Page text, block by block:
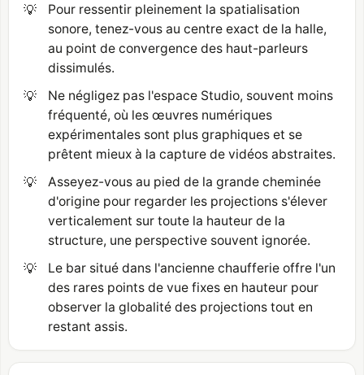
💡
Pour ressentir pleinement la spatialisation
sonore, tenez-vous au centre exact de la halle,
au point de convergence des haut-parleurs
dissimulés.
💡
Ne négligez pas l'espace Studio, souvent moins
fréquenté, où les œuvres numériques
expérimentales sont plus graphiques et se
prêtent mieux à la capture de vidéos abstraites.
💡
Asseyez-vous au pied de la grande cheminée
d'origine pour regarder les projections s'élever
verticalement sur toute la hauteur de la
structure, une perspective souvent ignorée.
💡
Le bar situé dans l'ancienne chaufferie offre l'un
des rares points de vue fixes en hauteur pour
observer la globalité des projections tout en
restant assis.